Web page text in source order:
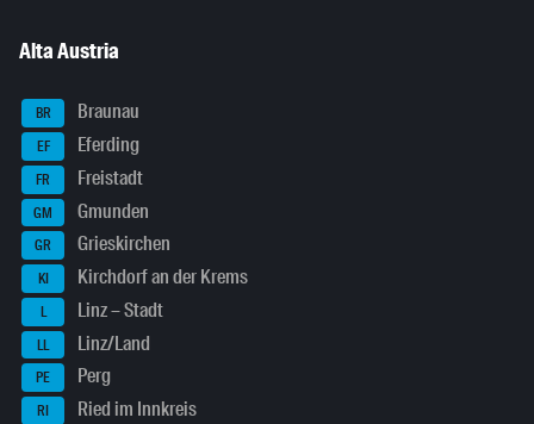
Alta Austria
BR Braunau
EF Eferding
FR Freistadt
GM Gmunden
GR Grieskirchen
KI Kirchdorf an der Krems
L Linz – Stadt
LL Linz/Land
PE Perg
RI Ried im Innkreis